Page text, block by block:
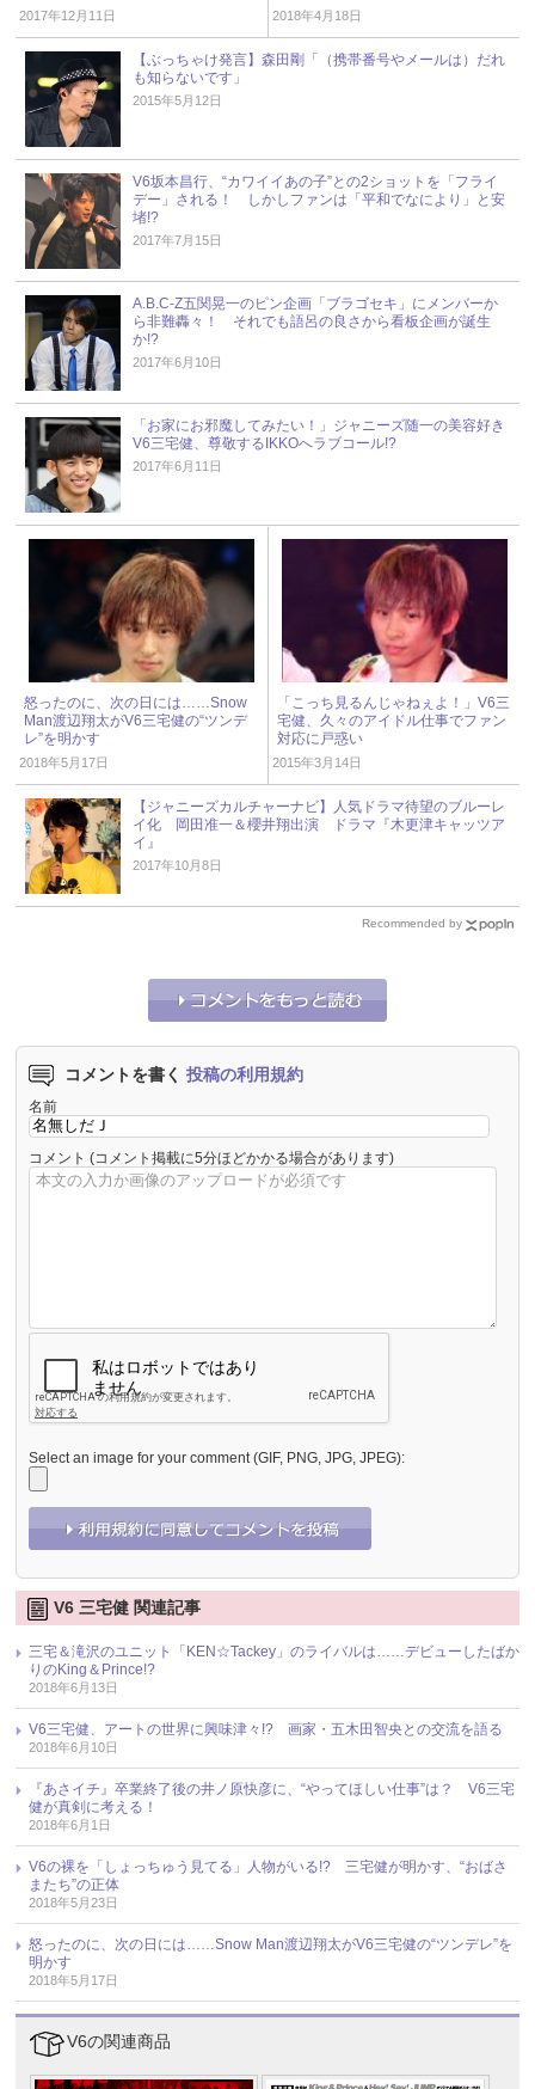
2017年12月11日 2018年4月18日
【ぶっちゃけ発言】森田剛「（携帯番号やメールは）だれ
も知らないです」
2015年5月12日
V6坂本昌行、“カワイイあの子”との2ショットを「フライ
デー」される！ しかしファンは「平和でなにより」と安
堵!?
2017年7月15日
A.B.C-Z五関晃一のピン企画「ブラゴセキ」にメンバーか
ら非難轟々！ それでも語呂の良さから看板企画が誕生
か!?
2017年6月10日
「お家にお邪魔してみたい！」ジャニーズ随一の美容好き
V6三宅健、尊敬するIKKOへラブコール!?
2017年6月11日
怒ったのに、次の日には……Snow
Man渡辺翔太がV6三宅健の“ツンデ
レ”を明かす
2018年5月17日
「こっち見るんじゃねぇよ！」V6三
宅健、久々のアイドル仕事でファン
対応に戸惑い
2015年3月14日
【ジャニーズカルチャーナビ】人気ドラマ待望のブルーレ
イ化 岡田准一＆櫻井翔出演 ドラマ『木更津キャッツア
イ』
2017年10月8日
Recommended by
コメントを書く 投稿の利用規約
名前
コメント (コメント掲載に5分ほどかかる場合があります)
Select an image for your comment (GIF, PNG, JPG, JPEG):
V6 三宅健 関連記事
三宅＆滝沢のユニット「KEN☆Tackey」のライバルは……デビューしたばか
りのKing＆Prince!?
2018年6月13日
V6三宅健、アートの世界に興味津々!? 画家・五木田智央との交流を語る
2018年6月10日
『あさイチ』卒業終了後の井ノ原快彦に、“やってほしい仕事”は？ V6三宅
健が真剣に考える！
2018年6月1日
V6の裸を「しょっちゅう見てる」人物がいる!? 三宅健が明かす、“おばさ
またち”の正体
2018年5月23日
怒ったのに、次の日には……Snow Man渡辺翔太がV6三宅健の“ツンデレ”を
明かす
2018年5月17日
V6の関連商品